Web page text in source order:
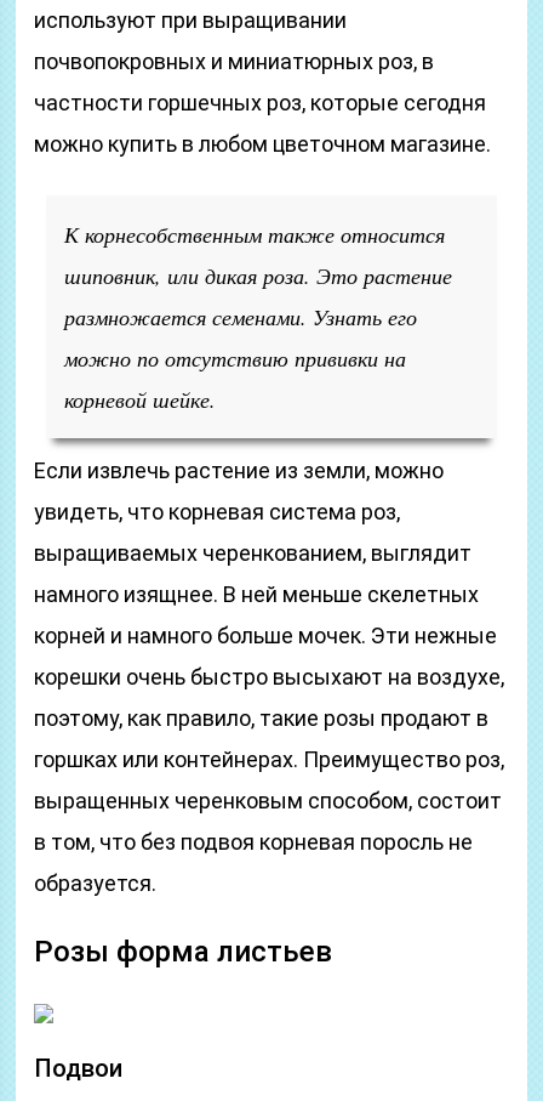
используют при выращивании
почвопокровных и миниатюрных роз, в
частности горшечных роз, которые сегодня
можно купить в любом цветочном магазине.
К корнесобственным также относится
шиповник, или дикая роза. Это растение
размножается семенами. Узнать его
можно по отсутствию прививки на
корневой шейке.
Если извлечь растение из земли, можно
увидеть, что корневая система роз,
выращиваемых черенкованием, выглядит
намного изящнее. В ней меньше скелетных
корней и намного больше мочек. Эти нежные
корешки очень быстро высыхают на воздухе,
поэтому, как правило, такие розы продают в
горшках или контейнерах. Преимущество роз,
выращенных черенковым способом, состоит
в том, что без подвоя корневая поросль не
образуется.
Розы форма листьев
Подвои